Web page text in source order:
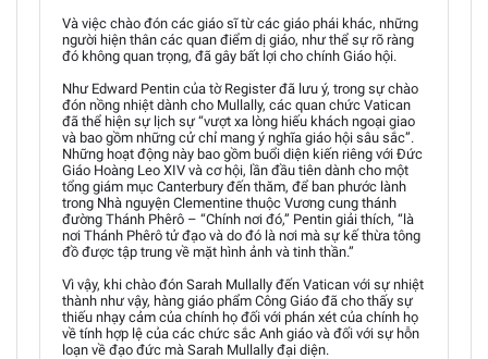
Và việc chào đón các giáo sĩ từ các giáo phái khác, những
người hiện thân các quan điểm dị giáo, như thể sự rõ ràng
đó không quan trọng, đã gây bất lợi cho chính Giáo hội.
Như Edward Pentin của tờ Register đã lưu ý, trong sự chào
đón nồng nhiệt dành cho Mullally, các quan chức Vatican
đã thể hiện sự lịch sự “vượt xa lòng hiếu khách ngoại giao
và bao gồm những cử chỉ mang ý nghĩa giáo hội sâu sắc”.
Những hoạt động này bao gồm buổi diện kiến riêng với Đức
Giáo Hoàng Leo XIV và cơ hội, lần đầu tiên dành cho một
tổng giám mục Canterbury đến thăm, để ban phước lành
trong Nhà nguyện Clementine thuộc Vương cung thánh
đường Thánh Phêrô – “Chính nơi đó,” Pentin giải thích, “là
nơi Thánh Phêrô tử đạo và do đó là nơi mà sự kế thừa tông
đồ được tập trung về mặt hình ảnh và tinh thần.”
Vì vậy, khi chào đón Sarah Mullally đến Vatican với sự nhiệt
thành như vậy, hàng giáo phẩm Công Giáo đã cho thấy sự
thiếu nhạy cảm của chính họ đối với phán xét của chính họ
về tính hợp lệ của các chức sắc Anh giáo và đối với sự hỗn
loạn về đạo đức mà Sarah Mullally đại diện.